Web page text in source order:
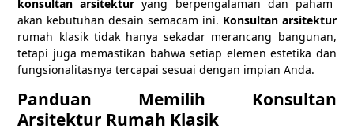
konsultan arsitektur yang berpengalaman dan paham
akan kebutuhan desain semacam ini. Konsultan arsitektur
rumah klasik tidak hanya sekadar merancang bangunan,
tetapi juga memastikan bahwa setiap elemen estetika dan
fungsionalitasnya tercapai sesuai dengan impian Anda.
Panduan Memilih Konsultan
Arsitektur Rumah Klasik